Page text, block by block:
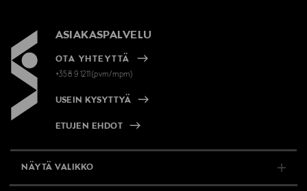
ASIAKASPALVELU
OTA YHTEYTTÄ
+358 9 1211(pvm/mpm)
USEIN KYSYTTYÄ
ETUJEN EHDOT
NÄYTÄ VALIKKO